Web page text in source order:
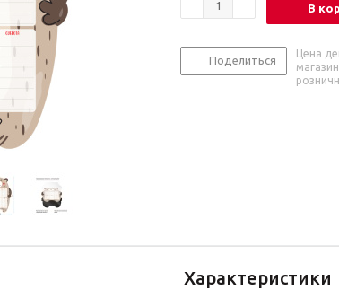
В
Поделиться
Цена
Характеристики